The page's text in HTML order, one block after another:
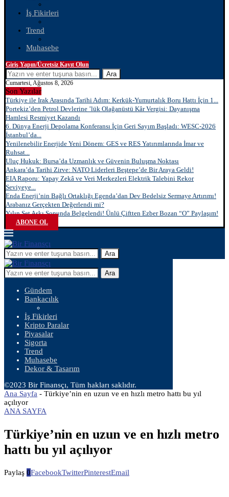
İş Fikirleri
Trend
Muhasebe
Giriş Yapın/Ücretsiz Kayıt Olun
Ara
Cumartesi, Ağustos 8, 2026
Son Yazılar
Türkiye ile Irak Arasında Tarihi Adım: Kerkük-Yumurtalık Boru Hattı İçin 1...
Portekiz’den Petrol Devlerine ’lük Olağanüstü Kâr Vergisi: Dayanışma
Hamlesi Resmiyet Kazandı
6. Dünya Enerji Depolama Konferansı İçin Geri Sayım Başladı: WESC-2026
İstanbul’da...
Yenilenebilir Enerjide Yeni Dönem: GES ve RES Yatırımlarında İmar ve
Ruhsat...
Uluç Hukuk: Bursa’da Uzmanlık ve Güvenin Buluşma Noktası
Ankara’da Tarihi Zirve: NATO Liderleri Beştepe’de Bir Araya Geldi!
EIA Raporu: Yapay Zekâ ve Veri Merkezleri Elektrik Talebini Rekor
Seviyeye...
Enda Enerji’nin Bağlı Ortaklığı Egenda’dan Dev Bedelsiz Sermaye Artırımı!
Arabanız Gerçekten Değerlendi mi?
Yılın Set Aşkı Sonunda Belgelendi! Ünlü Çiftten Ezber Bozan “O” Paylaşım!
ABONE OL
Ara
Ara
Gündem
Bankacılık
İş Fikirleri
Kripto Paralar
Piyasalar
Sigorta
Trend
Muhasebe
Dekor & Tasarım
©2023 Bir Finansçı, Tüm hakları saklıdır.
Ana Sayfa - Türkiye’nin en uzun ve en hızlı metro hattı bu yıl
açılıyor
ANA SAYFA
Türkiye’nin en uzun ve en hızlı metro
hattı bu yıl açılıyor
Paylaş 0FacebookTwitterPinterestEmail